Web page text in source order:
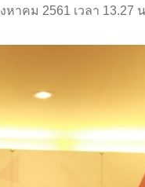
หาคม 2561 เวลา 13.27